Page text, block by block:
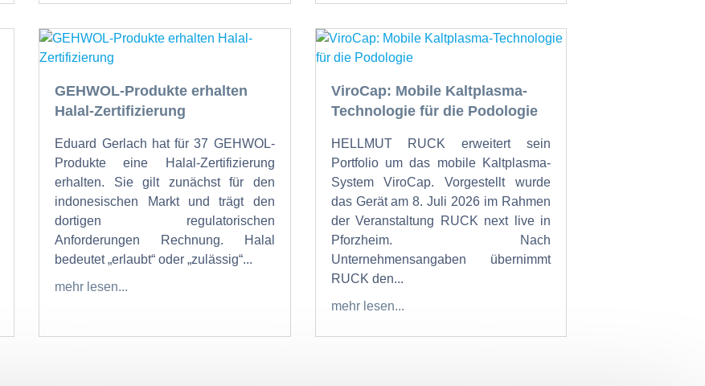
GEHWOL-Produkte erhalten
Halal-Zertifizierung
Eduard Gerlach hat für 37 GEHWOL-
Produkte eine Halal-Zertifizierung
erhalten. Sie gilt zunächst für den
indonesischen Markt und trägt den
dortigen regulatorischen
Anforderungen Rechnung. Halal
bedeutet „erlaubt“ oder „zulässig“...
mehr lesen...
ViroCap: Mobile Kaltplasma-
Technologie für die Podologie
HELLMUT RUCK erweitert sein
Portfolio um das mobile Kaltplasma-
System ViroCap. Vorgestellt wurde
das Gerät am 8. Juli 2026 im Rahmen
der Veranstaltung RUCK next live in
Pforzheim. Nach
Unternehmensangaben übernimmt
RUCK den...
mehr lesen...